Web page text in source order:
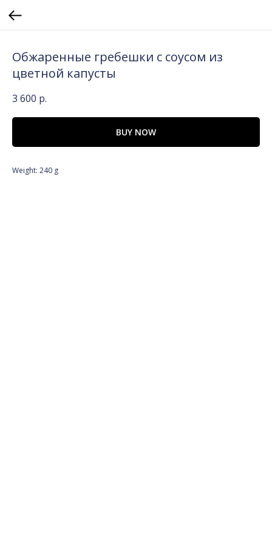
Обжаренные гребешки с соусом из
цветной капусты
3 600 р.
BUY NOW
Weight: 240 g